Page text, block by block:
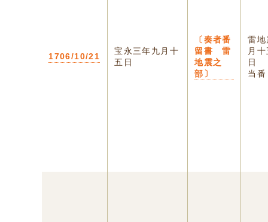
1706/10/21
宝永三年九月十
五日
〔奏者番
留書 雷
地震之
部〕
雷
月
当